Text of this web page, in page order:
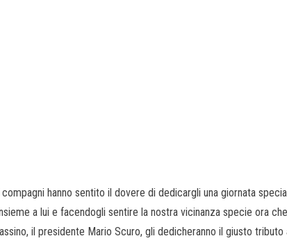
hanno sentito il dovere di dedicargli una giornata
a lui e facendogli sentire la nostra vicinanza specie ora
il presidente Mario Scuro, gli dedicheranno il giusto tributo